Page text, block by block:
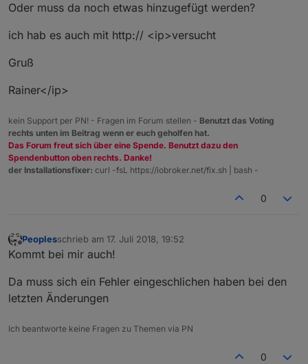
Oder muss da noch etwas hinzugefügt werden?
ich hab es auch mit http:// <ip>versucht
Gruß
Rainer</ip>
kein Support per PN! - Fragen im Forum stellen - Benutzt das Voting
rechts unten im Beitrag wenn er euch geholfen hat.
Das Forum freut sich über eine Spende. Benutzt dazu den
Spendenbutton oben rechts. Danke!
der Installationsfixer: curl -fsL https://iobroker.net/fix.sh | bash -
0
Offline
Peoplesschrieb am 17. Juli 2018, 19:52
zuletzt editiert von
Kommt bei mir auch!
Da muss sich ein Fehler eingeschlichen haben bei den
letzten Änderungen
Ich beantworte keine Fragen zu Themen via PN
0